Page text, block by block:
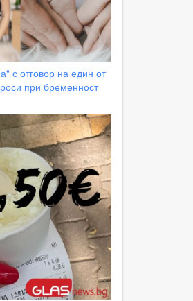
с отговор на един от
при бременност